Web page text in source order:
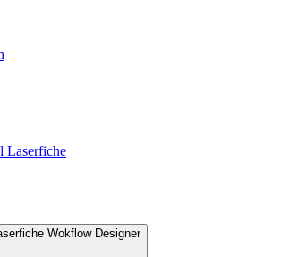
Laserfiche
Wokflow Designer